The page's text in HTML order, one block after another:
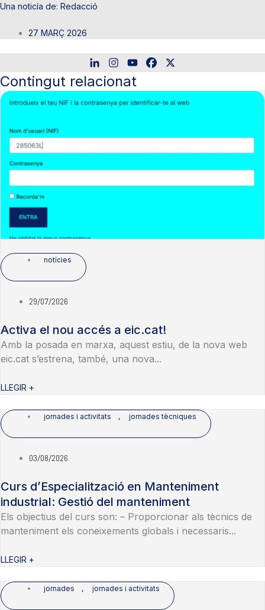
Redacció
27 MARÇ 2026
Contingut relacionat
notícies
29/07/2026
Activa el nou accés a eic.cat!
Amb la posada en marxa, aquest estiu, de la nova web
eic.cat s’estrena, també, una nova...
LLEGIR +
jornades i activitats , jornades tècniques
03/08/2026
Curs d’Especialització en Manteniment
industrial: Gestió del manteniment
Els objectius del curs son: – Proporcionar als tècnics de
manteniment els coneixements globals i necessaris...
LLEGIR +
jornades , jornades i activitats